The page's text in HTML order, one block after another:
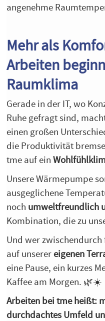
angenehme
Mehr als
Arbeiten
Raumklima
Gerade in der IT, wo
Ruhe gefragt sind,
einen großen
die Produktivität
tme auf ein
Unsere Wärmepumpe
ausgeglichene
noch umweltfreundlich
Kombination, die zu
Und wer
auf unserer eigenen
eine Pause, ein kurzes
Kaffee am Morgen. 🌿☀️
Arbeiten bei tme heißt:
durchdachtes Umfeld